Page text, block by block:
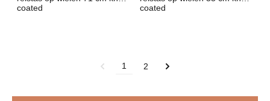
coated
coated
1 2